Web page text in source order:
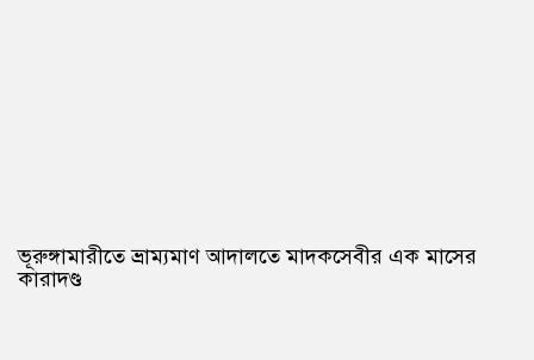
ভূরুঙ্গামারীতে ভ্রাম্যমাণ আদালতে মাদকসেবীর এক মাসের
কারাদণ্ড